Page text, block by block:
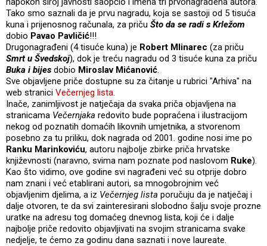
Tako smo saznali da je prvu nagradu, koja se sastoji od 5 tisuća
kuna i prijenosnog računala, za priču Što da se radi s Krležom
dobio Pavao Pavličić!!!
Drugonagrađeni (4 tisuće kuna) je Robert Mlinarec (za priču
Smrt u Švedskoj), dok je treću nagradu od 3 tisuće kuna za priču
Buka i bijes dobio Miroslav Mićanović.
Sve objavljene priče dostupne su za čitanje u rubrici "Arhiva" na
web stranici Večernjeg lista.
Inače, zanimljivost je natječaja da svaka priča objavljena na
stranicama Večernjaka redovito bude popraćena i ilustracijom
nekog od poznatih domaćih likovnih umjetnika, a stvorenom
posebno za tu priliku, dok nagrada od 2001. godine nosi ime po
Ranku Marinkoviću, autoru najbolje zbirke priča hrvatske
književnosti (naravno, svima nam poznate pod naslovom Ruke).
Kao što vidimo, ove godine svi nagrađeni već su otprije dobro
nam znani i već etablirani autori, sa mnogobrojnim već
objavljenim djelima, a iz Večernjeg lista poručuju da je natječaj i
dalje otvoren, te da svi zainteresirani slobodno šalju svoje prozne
uratke na adresu tog domaćeg dnevnog lista, koji će i dalje
najbolje priče redovito objavljivati na svojim stranicama svake
nedjelje, te ćemo za godinu dana saznati i nove laureate.